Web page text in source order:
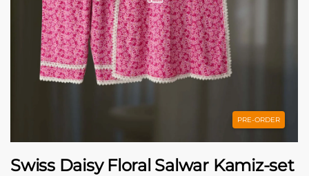
PRE-ORDER
Swiss Daisy Floral Salwar Kamiz-set